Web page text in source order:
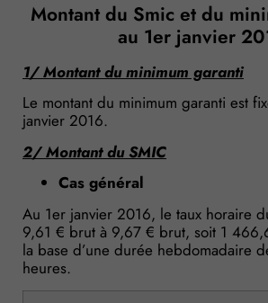
Montant du Smic et du
au 1er janvier
1/ Montant du minimum garanti
Le montant du minimum garanti est
janvier 2016.
2/ Montant du SMIC
Cas général
Au 1er janvier 2016, le taux horaire
9,61 € brut à 9,67 € brut, soit 1
la base d’une durée hebdomadaire
heures.